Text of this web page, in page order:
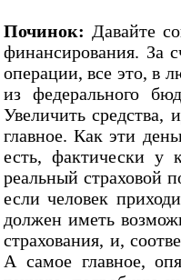
Починок: Давайте
финансирования. За
операции, все это, в
из федерального
Увеличить средства,
главное. Как эти
есть, фактически у
реальный страховой
если человек
должен иметь
страхования, и,
А самое главное,